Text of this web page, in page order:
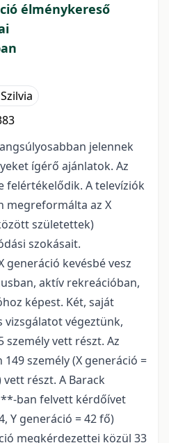
élménykereső
jelennek
ígérő ajánlatok. Az
felértékelődik. A televíziók
megreformálta az X
születettek)
szokásait.
generáció kevésbé vesz
aktív rekreációban,
képest. Két, saját
vizsgálatot végeztünk,
személy vett részt. Az
személy (X generáció =
vett részt. A Barack
ban felvett kérdőívet
Y generáció = 42 fő)
megkérdezettei közül 33